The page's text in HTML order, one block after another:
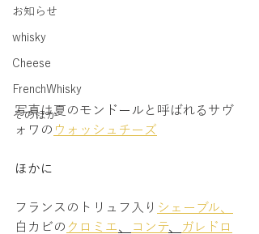
お知らせ
whisky
Cheese
FrenchWhisky
そのほか
写真は夏のモンドールと呼ばれるサヴ
ォワの ウォッシュチーズ
ほかに
フランスのトリュフ入り シェーブル、
白カビの クロミエ、 コンテ、
ガレドロ